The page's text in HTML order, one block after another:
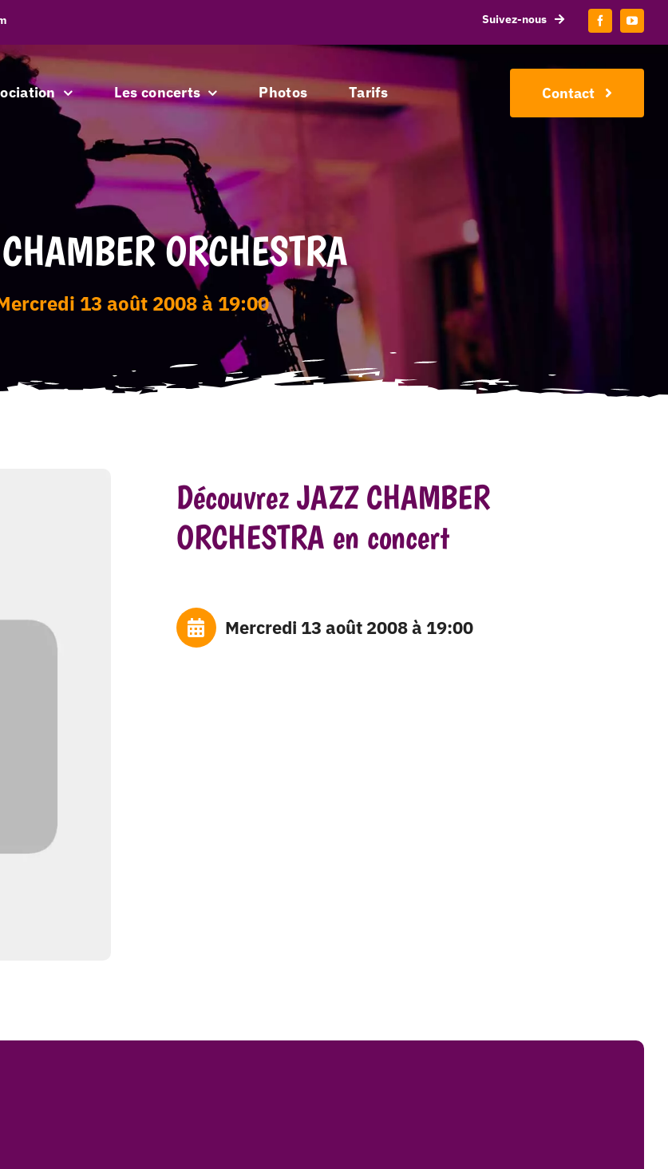
Suivez-nous
Les concerts Photos Tarifs Contact
ORCHESTRA
mercredi 13 août 2008 à 19:00
Découvrez JAZZ CHAMBER
ORCHESTRA en concert
mercredi 13 août 2008 à 19:00